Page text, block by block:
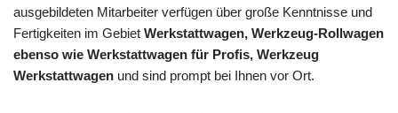
ausgebildeten Mitarbeiter verfügen über große Kenntnisse und
Fertigkeiten im Gebiet Werkstattwagen, Werkzeug-Rollwagen
ebenso wie Werkstattwagen für Profis, Werkzeug
Werkstattwagen und sind prompt bei Ihnen vor Ort.